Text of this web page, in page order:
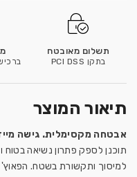
תשלום מאובטח
בתקן PCI DSS
תיאור המוצר
אבטחה מקסימלית. גישה
תוכנן לספק פתרון נשיאה בטוח
למיסוך ותקשורת בשטח. הפאוץ'